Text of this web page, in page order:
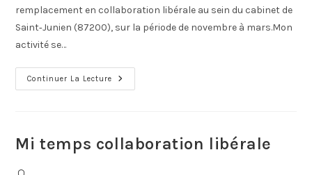
remplacement en collaboration libérale au sein du cabinet de
Saint‑Junien (87200), sur la période de novembre à mars.Mon
activité se…
Continuer La Lecture
Mi temps collaboration libérale